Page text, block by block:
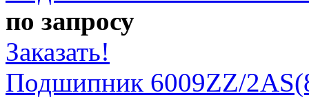
по запросу
Заказать!
Подшипник 6009ZZ/